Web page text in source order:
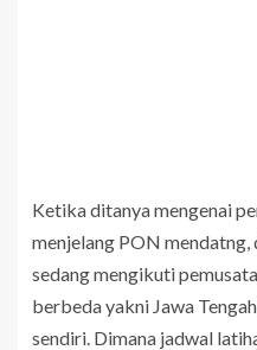
Ketika ditanya mengenai
menjelang PON
sedang mengikuti
berbeda yakni Jawa
sendiri. Dimana jadwal